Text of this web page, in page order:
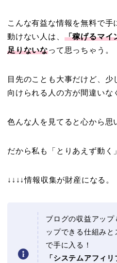
こんな有益な情報を無料で手
動けない人は、 「稼げるマイ
足りないなって思っちゃう。
目先のことも大事だけど、少
向けられる人の方が間違いな
色んな人を見てると心から思
だから私も「とりあえず動く
↓↓↓↓情報収集が財産になる。
ブログの収益アッ
ップできる仕組み
で手に入る！
「システムアフィリ